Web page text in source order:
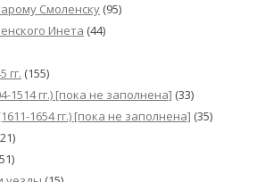
Смоленску (95)
Инета (44)
гг. (155)
1514 гг.) [пока не заполнена] (33)
1654 гг.) [пока не заполнена] (35)